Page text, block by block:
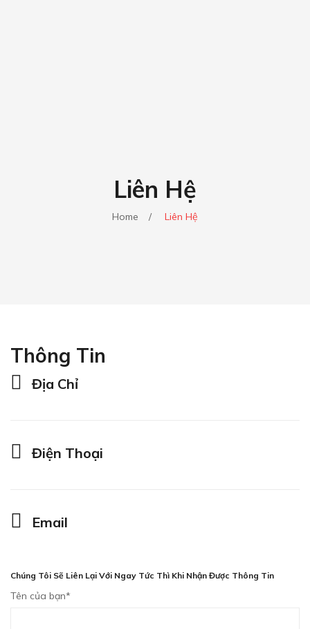
Liên Hệ
Home / Liên Hệ
Thông Tin
Địa Chỉ
Điện Thoại
Email
Chúng Tôi Sẽ Liên Lại Với Ngay Tức Thì Khi Nhận Được Thông Tin
Tên của bạn*